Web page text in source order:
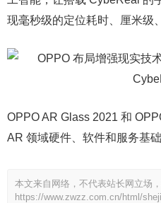
现毫秒级的定位耗时、厘米级
OPPO AR Glass 2021 和
AR 领域硬件、软件和服务基
本文来自网络，不代表站长网立场
https://www.zwzz.com.cn/html/